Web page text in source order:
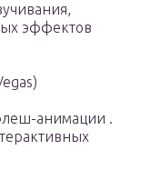
эффектов
анимации .